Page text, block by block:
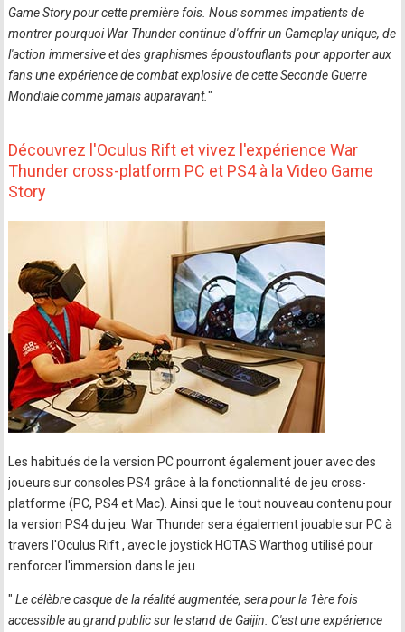
Game Story pour cette première fois. Nous sommes impatients de
montrer pourquoi War Thunder continue d'offrir un Gameplay unique, de
l'action immersive et des graphismes époustouflants pour apporter aux
fans une expérience de combat explosive de cette Seconde Guerre
Mondiale comme jamais auparavant."
Découvrez l'Oculus Rift et vivez l'expérience War
Thunder cross-platform PC et PS4 à la Video Game
Story
Les habitués de la version PC pourront également jouer avec des
joueurs sur consoles PS4 grâce à la fonctionnalité de jeu cross-
platforme (PC, PS4 et Mac). Ainsi que le tout nouveau contenu pour
la version PS4 du jeu. War Thunder sera également jouable sur PC à
travers l'Oculus Rift , avec le joystick HOTAS Warthog utilisé pour
renforcer l'immersion dans le jeu.
" Le célèbre casque de la réalité augmentée, sera pour la 1ère fois
accessible au grand public sur le stand de Gaijin. C'est une expérience